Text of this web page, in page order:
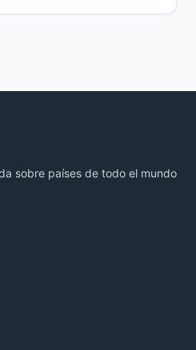
sobre países de todo el mundo